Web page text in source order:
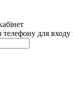
для входу